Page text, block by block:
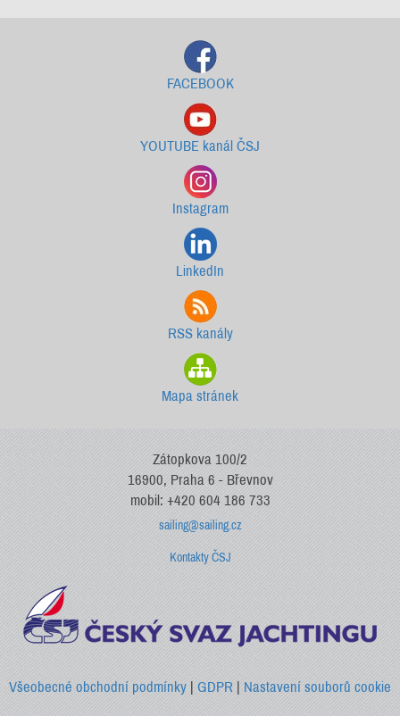
FACEBOOK
YOUTUBE kanál ČSJ
Instagram
LinkedIn
RSS kanály
Mapa stránek
Zátopkova 100/2
16900, Praha 6 - Břevnov
mobil: +420 604 186 733
sailing@sailing.cz
Kontakty ČSJ
Všeobecné obchodní podmínky| GDPR|Nastavení souborů cookie